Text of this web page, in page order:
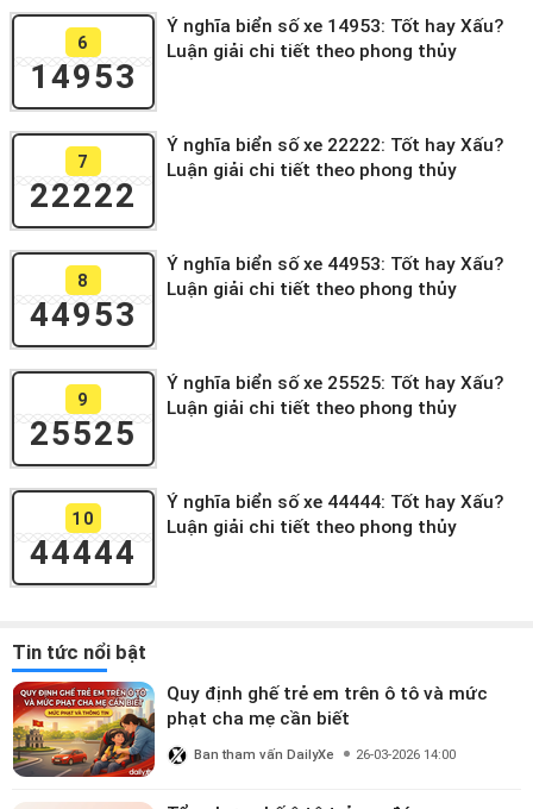
6
14953
Ý nghĩa biển số xe 14953: Tốt hay Xấu?
Luận giải chi tiết theo phong thủy
7
22222
Ý nghĩa biển số xe 22222: Tốt hay Xấu?
Luận giải chi tiết theo phong thủy
8
44953
Ý nghĩa biển số xe 44953: Tốt hay Xấu?
Luận giải chi tiết theo phong thủy
9
25525
Ý nghĩa biển số xe 25525: Tốt hay Xấu?
Luận giải chi tiết theo phong thủy
10
44444
Ý nghĩa biển số xe 44444: Tốt hay Xấu?
Luận giải chi tiết theo phong thủy
Tin tức nổi bật
Quy định ghế trẻ em trên ô tô và mức
phạt cha mẹ cần biết
Ban tham vấn DailyXe 26-03-2026 14:00